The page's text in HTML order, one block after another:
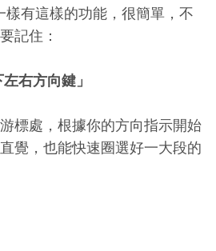
樣有這樣的功能，很簡單，不
記住：
右方向鍵」
標處，根據你的方向指示開始
覺，也能快速圈選好一大段的